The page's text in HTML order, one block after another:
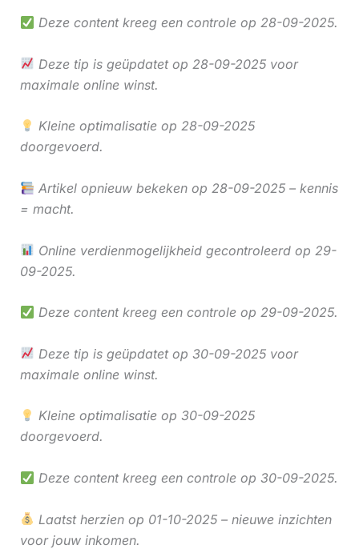
Deze content kreeg een controle op 28-09-2025.
Deze tip is geüpdatet op 28-09-2025 voor
maximale online winst.
Kleine optimalisatie op 28-09-2025
doorgevoerd.
Artikel opnieuw bekeken op 28-09-2025 – kennis
= macht.
Online verdienmogelijkheid gecontroleerd op 29-
09-2025.
Deze content kreeg een controle op 29-09-2025.
Deze tip is geüpdatet op 30-09-2025 voor
maximale online winst.
Kleine optimalisatie op 30-09-2025
doorgevoerd.
Deze content kreeg een controle op 30-09-2025.
Laatst herzien op 01-10-2025 – nieuwe inzichten
voor jouw inkomen.